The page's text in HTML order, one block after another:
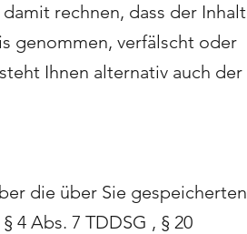
rechnen, dass der Inhalt
genommen, verfälscht oder
Ihnen alternativ auch der
die über Sie gespeicherten
4 Abs. 7 TDDSG , § 20